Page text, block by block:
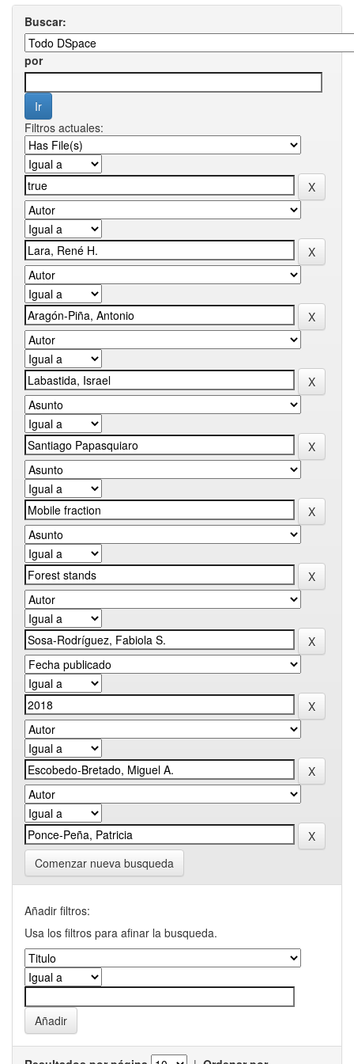
Buscar:
por
Filtros actuales:
Comenzar nueva busqueda
Añadir filtros:
Usa los filtros para afinar la busqueda.